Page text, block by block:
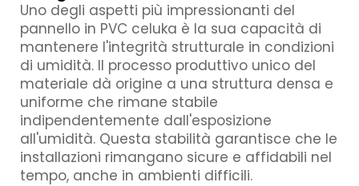
Uno degli aspetti più impressionanti del
pannello in PVC celuka è la sua capacità di
mantenere l'integrità strutturale in condizioni
di umidità. Il processo produttivo unico del
materiale dà origine a una struttura densa e
uniforme che rimane stabile
indipendentemente dall'esposizione
all'umidità. Questa stabilità garantisce che le
installazioni rimangano sicure e affidabili nel
tempo, anche in ambienti difficili.